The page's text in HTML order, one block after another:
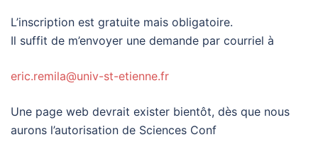
L’inscription est gratuite mais obligatoire.
Il suffit de m’envoyer une demande par courriel à
eric.remila@univ-st-etienne.fr
Une page web devrait exister bientôt, dès que nous
aurons l’autorisation de Sciences Conf